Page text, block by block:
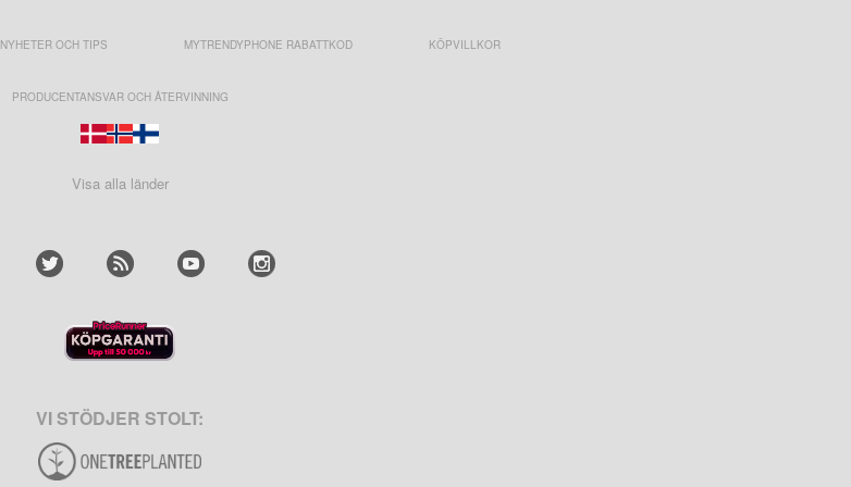
NYHETER OCH TIPS MYTRENDYPHONE RABATTKOD KÖPVILLKOR
PRODUCENTANSVAR OCH ÅTERVINNING
Visa alla länder
VI STÖDJER STOLT: